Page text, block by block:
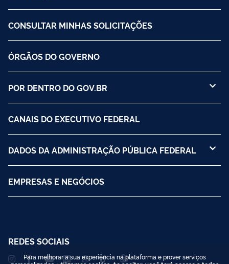
CONSULTAR MINHAS SOLICITAÇÕES
ÓRGÃOS DO GOVERNO
POR DENTRO DO GOV.BR
CANAIS DO EXECUTIVO FEDERAL
DADOS DA ADMINISTRAÇÃO PÚBLICA FEDERAL
EMPRESAS E NEGÓCIOS
REDES SOCIAIS
Para melhorar a sua experiência na plataforma e prover serviços